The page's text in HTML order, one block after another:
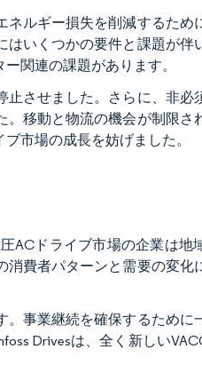
ネルギー損失を削減するため
いくつかの要件と課題が伴
関連の課題があります。
させました。さらに、非必
移動と物流の機会が制限さ
市場の成長を妨げました。
ACドライブ市場の企業は地
費者パターンと需要の変化
事業継続を確保するために
Drivesは、全く新しい